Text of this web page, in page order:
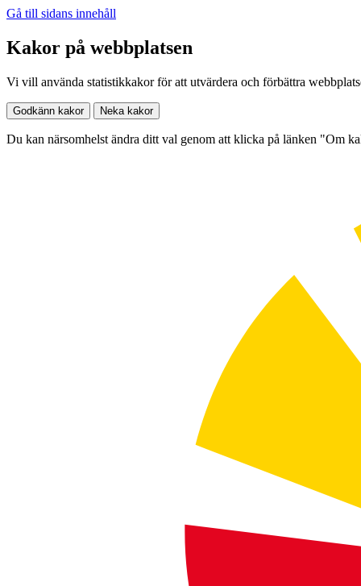
Gå till sidans innehåll
Kakor på webbplatsen
Vi vill använda statistikkakor för att utvärdera och förbättra
Godkänn kakor Neka kakor
Du kan närsomhelst ändra ditt val genom att klicka på länken "Om